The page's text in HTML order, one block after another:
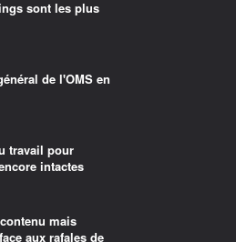
sont les plus
de l'OMS en
travail pour
intactes
mais
aux rafales de